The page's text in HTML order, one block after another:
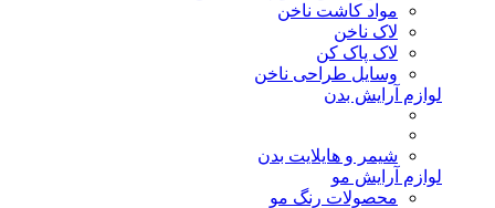
مواد کاشت ناخن
لاک ناخن
لاک پاک کن
وسایل طراحی ناخن
لوازم آرایش بدن
شیمر و هایلایت بدن
لوازم آرایش مو
محصولات رنگ مو